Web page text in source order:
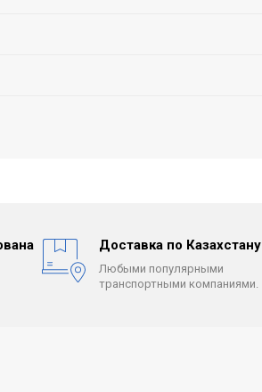
Доставка по Казахстану
Любыми популярными
транспортными компаниями.